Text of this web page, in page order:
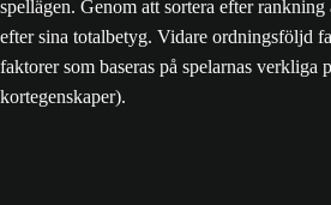
spellägen. Genom att sortera efter
efter sina totalbetyg. Vidare ordningsföljd
faktorer som baseras på spelarnas verkliga
kortegenskaper).